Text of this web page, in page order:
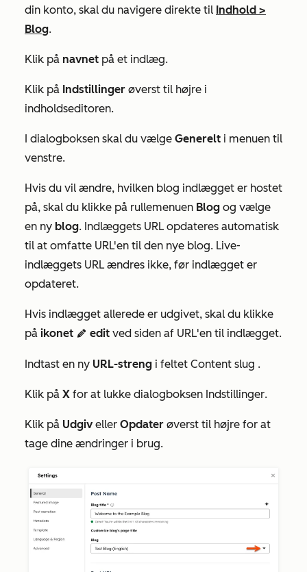
din konto, skal du navigere direkte til Indhold >
Blog.
Klik på navnet på et indlæg.
Klik på Indstillinger øverst til højre i
indholdseditoren.
I dialogboksen skal du vælge Generelt i menuen til
venstre.
Hvis du vil ændre, hvilken blog indlægget er hostet
på, skal du klikke på rullemenuen Blog og vælge
en ny blog. Indlæggets URL opdateres automatisk
til at omfatte URL'en til den nye blog. Live-
indlæggets URL ændres ikke, før indlægget er
opdateret.
Hvis indlægget allerede er udgivet, skal du klikke
på ikonet edit edit ved siden af URL'en til indlægget.
Indtast en ny URL-streng i feltet Content slug .
Klik på X for at lukke dialogboksen Indstillinger.
Klik på Udgiveller Opdater øverst til højre for at
tage dine ændringer i brug.